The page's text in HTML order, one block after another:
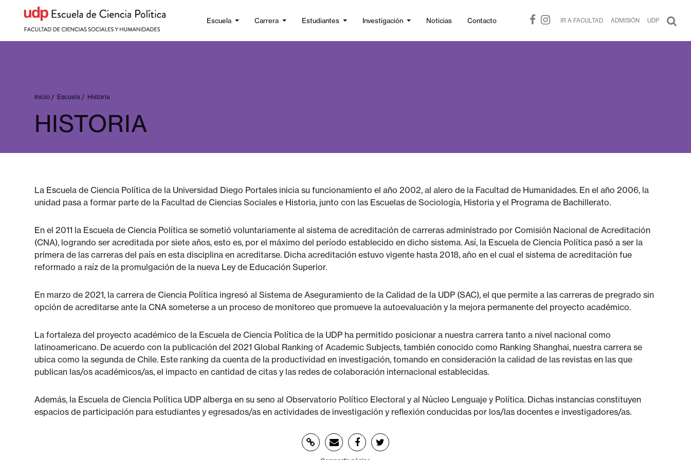
Escuela Carrera Estudiantes Investigación Noticias Contacto IR A FACULTAD ADMISIÓN UDP
Inicio / Escuela / Historia
HISTORIA
La Escuela de Ciencia Política de la Universidad Diego Portales inicia su funcionamiento el año 2002, al alero de la Facultad de Humanidades. En el año 2006, la
unidad pasa a formar parte de la Facultad de Ciencias Sociales e Historia, junto con las Escuelas de Sociología, Historia y el Programa de Bachillerato.
En el 2011 la Escuela de Ciencia Política se sometió voluntariamente al sistema de acreditación de carreras administrado por Comisión Nacional de Acreditación
(CNA), logrando ser acreditada por siete años, esto es, por el máximo del período establecido en dicho sistema. Así, la Escuela de Ciencia Política pasó a ser la
primera de las carreras del país en esta disciplina en acreditarse. Dicha acreditación estuvo vigente hasta 2018, año en el cual el sistema de acreditación fue
reformado a raíz de la promulgación de la nueva Ley de Educación Superior.
En marzo de 2021, la carrera de Ciencia Política ingresó al Sistema de Aseguramiento de la Calidad de la UDP (SAC), el que permite a las carreras de pregrado sin
opción de acreditarse ante la CNA someterse a un proceso de monitoreo que promueve la autoevaluación y la mejora permanente del proyecto académico.
La fortaleza del proyecto académico de la Escuela de Ciencia Política de la UDP ha permitido posicionar a nuestra carrera tanto a nivel nacional como
latinoamericano. De acuerdo con la publicación del 2021 Global Ranking of Academic Subjects, también conocido como Ranking Shanghai, nuestra carrera se
ubica como la segunda de Chile. Este ranking da cuenta de la productividad en investigación, tomando en consideración la calidad de las revistas en las que
publican las/os académicos/as, el impacto en cantidad de citas y las redes de colaboración internacional establecidas.
Además, la Escuela de Ciencia Política UDP alberga en su seno al Observatorio Político Electoral y al Núcleo Lenguaje y Política. Dichas instancias constituyen
espacios de participación para estudiantes y egresados/as en actividades de investigación y reflexión conducidas por los/las docentes e investigadores/as.